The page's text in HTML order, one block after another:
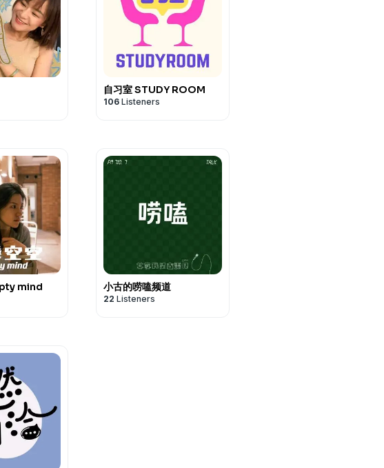
，都可以在这里分享和诉说。
全放松下来做自己的安全堡垒。
友群，入住我们的女生宿舍，一起共享
自习室 STUDY ROOM
106 Listeners
mind 小古的唠嗑频道
22 Listeners